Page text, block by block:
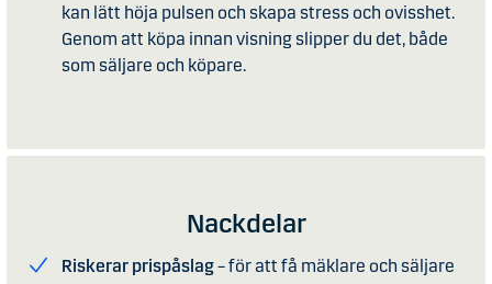
kan lätt höja pulsen och skapa stress och ovisshet.
Genom att köpa innan visning slipper du det, både
som säljare och köpare.
Nackdelar
Riskerar prispåslag– för att få mäklare och säljare